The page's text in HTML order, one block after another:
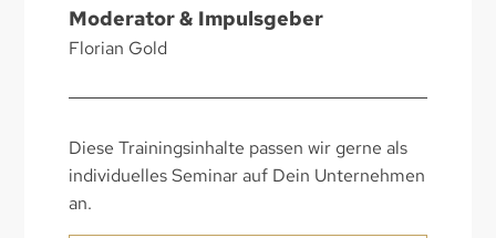
Moderator & Impulsgeber
Florian Gold
Diese Trainingsinhalte passen wir gerne als
individuelles Seminar auf Dein Unternehmen
an.